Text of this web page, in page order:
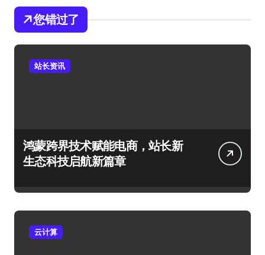
您错过了
站长资讯
鸿蒙跨界技术赋能电商，站长新
生态科技启航新篇章
云计算